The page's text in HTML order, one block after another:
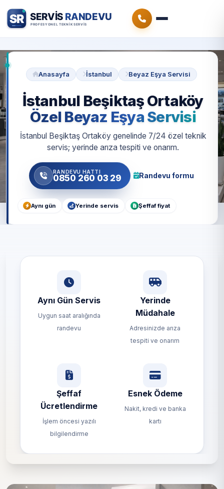
Anasayfa İstanbul Beyaz Eşya Servisi
İstanbul Beşiktaş Ortaköy
Özel Beyaz Eşya Servisi
İstanbul Beşiktaş Ortaköy genelinde 7/24 özel teknik
servis; yerinde arıza tespiti ve onarım.
RANDEVU HATTI
0850 260 03 29 Randevu formu
Aynı gün Yerinde servis Şeffaf fiyat
Aynı Gün Servis
Uygun saat aralığında
randevu
Yerinde
Müdahale
Adresinizde arıza
tespiti ve onarım
Şeffaf
Ücretlendirme
İşlem öncesi yazılı
bilgilendirme
Esnek Ödeme
Nakit, kredi ve banka
kartı